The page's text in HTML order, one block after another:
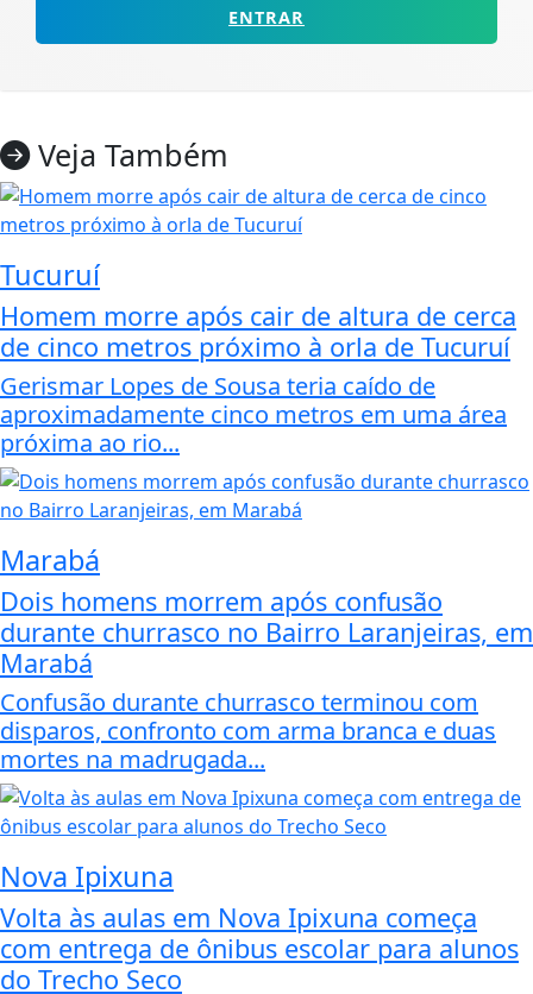
ENTRAR
Veja Também
Tucuruí
Homem morre após cair de altura de cerca
de cinco metros próximo à orla de Tucuruí
Gerismar Lopes de Sousa teria caído de
aproximadamente cinco metros em uma área
próxima ao rio...
Marabá
Dois homens morrem após confusão
durante churrasco no Bairro Laranjeiras, em
Marabá
Confusão durante churrasco terminou com
disparos, confronto com arma branca e duas
mortes na madrugada...
Nova Ipixuna
Volta às aulas em Nova Ipixuna começa
com entrega de ônibus escolar para alunos
do Trecho Seco